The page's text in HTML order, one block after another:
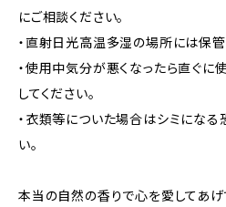
にご相談ください。
・直射日光高温多湿の場所には保管
・使用中気分が悪くなったら直ぐ
してください。
・衣類等についた場合はシミにな
い。
本当の自然の香りで心を愛してあげ